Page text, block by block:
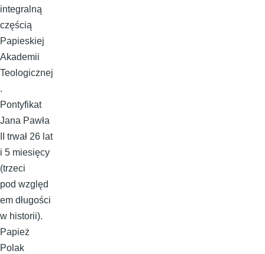
integralną
częścią
Papieskiej
Akademii
Teologicznej
.
Pontyfikat
Jana Pawła
II trwał 26 lat
i 5 miesięcy
(trzeci
pod względ
em długości
w historii).
Papież
Polak